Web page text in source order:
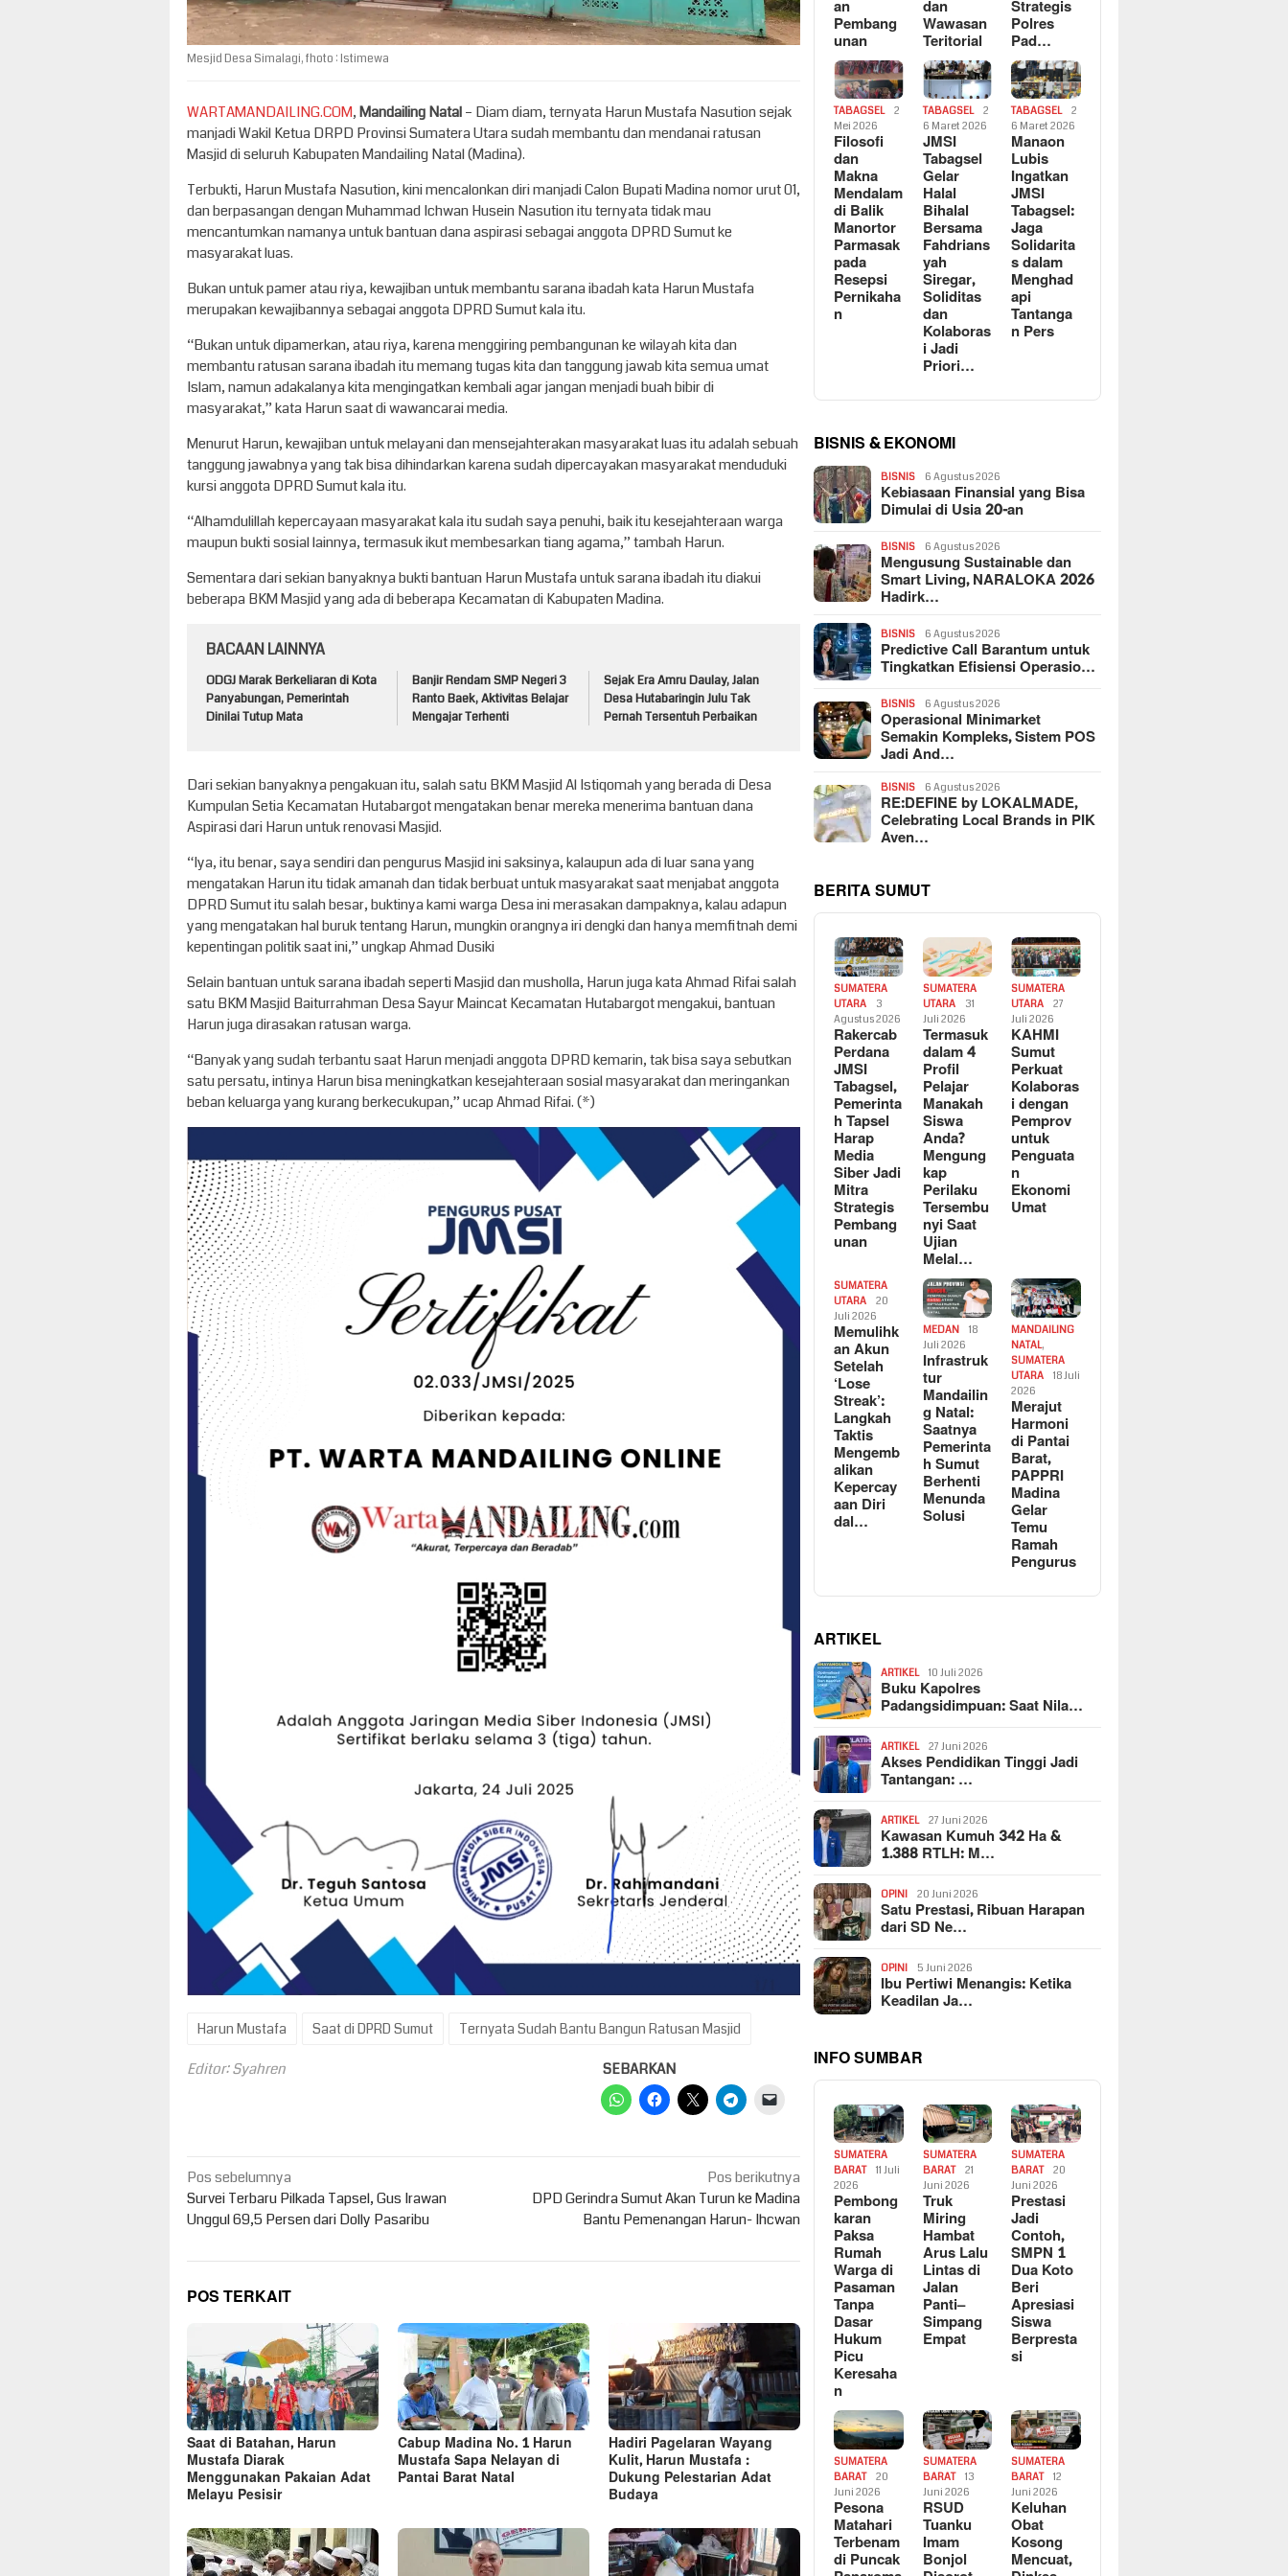
Mesjid Desa Simalagi, fhoto : Istimewa
WARTAMANDAILING.COM,Mandailing Natal– Diam diam, ternyata Harun Mustafa Nasution sejak
manjadi Wakil Ketua DRPD Provinsi Sumatera Utara sudah membantu dan mendanai ratusan
Masjid di seluruh Kabupaten Mandailing Natal (Madina).
Terbukti, Harun Mustafa Nasution, kini mencalonkan diri manjadi Calon Bupati Madina nomor urut 01,
dan berpasangan dengan Muhammad Ichwan Husein Nasution itu ternyata tidak mau
mencantumkan namanya untuk bantuan dana aspirasi sebagai anggota DPRD Sumut ke
masyarakat luas.
Bukan untuk pamer atau riya, kewajiban untuk membantu sarana ibadah kata Harun Mustafa
merupakan kewajibannya sebagai anggota DPRD Sumut kala itu.
“Bukan untuk dipamerkan, atau riya, karena menggiring pembangunan ke wilayah kita dan
membantu ratusan sarana ibadah itu memang tugas kita dan tanggung jawab kita semua umat
Islam, namun adakalanya kita mengingatkan kembali agar jangan menjadi buah bibir di
masyarakat,” kata Harun saat di wawancarai media.
Menurut Harun, kewajiban untuk melayani dan mensejahterakan masyarakat luas itu adalah sebuah
tanggung jawabnya yang tak bisa dihindarkan karena sudah dipercayakan masyarakat menduduki
kursi anggota DPRD Sumut kala itu.
“Alhamdulillah kepercayaan masyarakat kala itu sudah saya penuhi, baik itu kesejahteraan warga
maupun bukti sosial lainnya, termasuk ikut membesarkan tiang agama,” tambah Harun.
Sementara dari sekian banyaknya bukti bantuan Harun Mustafa untuk sarana ibadah itu diakui
beberapa BKM Masjid yang ada di beberapa Kecamatan di Kabupaten Madina.
BACAAN LAINNYA
ODGJ Marak Berkeliaran di Kota
Panyabungan, Pemerintah
Dinilai Tutup Mata
Banjir Rendam SMP Negeri 3
Ranto Baek, Aktivitas Belajar
Mengajar Terhenti
Sejak Era Amru Daulay, Jalan
Desa Hutabaringin Julu Tak
Pernah Tersentuh Perbaikan
Dari sekian banyaknya pengakuan itu, salah satu BKM Masjid Al Istiqomah yang berada di Desa
Kumpulan Setia Kecamatan Hutabargot mengatakan benar mereka menerima bantuan dana
Aspirasi dari Harun untuk renovasi Masjid.
“Iya, itu benar, saya sendiri dan pengurus Masjid ini saksinya, kalaupun ada di luar sana yang
mengatakan Harun itu tidak amanah dan tidak berbuat untuk masyarakat saat menjabat anggota
DPRD Sumut itu salah besar, buktinya kami warga Desa ini merasakan dampaknya, kalau adapun
yang mengatakan hal buruk tentang Harun, mungkin orangnya iri dengki dan hanya memfitnah demi
kepentingan politik saat ini,” ungkap Ahmad Dusiki
Selain bantuan untuk sarana ibadah seperti Masjid dan musholla, Harun juga kata Ahmad Rifai salah
satu BKM Masjid Baiturrahman Desa Sayur Maincat Kecamatan Hutabargot mengakui, bantuan
Harun juga dirasakan ratusan warga.
“Banyak yang sudah terbantu saat Harun menjadi anggota DPRD kemarin, tak bisa saya sebutkan
satu persatu, intinya Harun bisa meningkatkan kesejahteraan sosial masyarakat dan meringankan
beban keluarga yang kurang berkecukupan,” ucap Ahmad Rifai. (*)
Harun Mustafa Saat di DPRD Sumut Ternyata Sudah Bantu Bangun Ratusan Masjid
Editor: Syahren SEBARKAN
Navigasi
pos
Pos sebelumnya
Survei Terbaru Pilkada Tapsel, Gus Irawan
Unggul 69,5 Persen dari Dolly Pasaribu
Pos berikutnya
DPD Gerindra Sumut Akan Turun ke Madina
Bantu Pemenangan Harun- Ihcwan
POS TERKAIT
Saat di Batahan, Harun
Mustafa Diarak
Menggunakan Pakaian Adat
Melayu Pesisir
Cabup Madina No. 1 Harun
Mustafa Sapa Nelayan di
Pantai Barat Natal
Hadiri Pagelaran Wayang
Kulit, Harun Mustafa :
Dukung Pelestarian Adat
Budaya
an
Pembang
unan
dan
Wawasan
Teritorial
Strategis
Polres
Pad…
TABAGSEL
2
Mei 2026
Filosofi
dan
Makna
Mendalam
di Balik
Manortor
Parmasak
pada
Resepsi
Pernikaha
n
TABAGSEL
2
6 Maret 2026
JMSI
Tabagsel
Gelar
Halal
Bihalal
Bersama
Fahdrians
yah
Siregar,
Soliditas
dan
Kolaboras
i Jadi
Priori…
TABAGSEL
2
6 Maret 2026
Manaon
Lubis
Ingatkan
JMSI
Tabagsel:
Jaga
Solidarita
s dalam
Menghad
api
Tantanga
n Pers
BISNIS & EKONOMI
BISNIS 6 Agustus 2026
Kebiasaan Finansial yang Bisa
Dimulai di Usia 20-an
BISNIS 6 Agustus 2026
Mengusung Sustainable dan
Smart Living, NARALOKA 2026
Hadirk…
BISNIS 6 Agustus 2026
Predictive Call Barantum untuk
Tingkatkan Efisiensi Operasio…
BISNIS 6 Agustus 2026
Operasional Minimarket
Semakin Kompleks, Sistem POS
Jadi And…
BISNIS 6 Agustus 2026
RE:DEFINE by LOKALMADE,
Celebrating Local Brands in PIK
Aven…
BERITA SUMUT
SUMATERA
UTARA
3
Agustus 2026
Rakercab
Perdana
JMSI
Tabagsel,
Pemerinta
h Tapsel
Harap
Media
Siber Jadi
Mitra
Strategis
Pembang
unan
SUMATERA
UTARA
31
Juli 2026
Termasuk
dalam 4
Profil
Pelajar
Manakah
Siswa
Anda?
Mengung
kap
Perilaku
Tersembu
nyi Saat
Ujian
Melal…
SUMATERA
UTARA
27
Juli 2026
KAHMI
Sumut
Perkuat
Kolaboras
i dengan
Pemprov
untuk
Penguata
n
Ekonomi
Umat
SUMATERA
UTARA
20
Juli 2026
Memulihk
an Akun
Setelah
‘Lose
Streak’:
Langkah
Taktis
Mengemb
alikan
Kepercay
aan Diri
dal…
MEDAN
18
Juli 2026
Infrastruk
tur
Mandailin
g Natal:
Saatnya
Pemerinta
h Sumut
Berhenti
Menunda
Solusi
MANDAILING
NATAL,
SUMATERA
UTARA
18 Juli
2026
Merajut
Harmoni
di Pantai
Barat,
PAPPRI
Madina
Gelar
Temu
Ramah
Pengurus
ARTIKEL
ARTIKEL 10 Juli 2026
Buku Kapolres
Padangsidimpuan: Saat Nila…
ARTIKEL 27 Juni 2026
Akses Pendidikan Tinggi Jadi
Tantangan: …
ARTIKEL 27 Juni 2026
Kawasan Kumuh 342 Ha &
1.388 RTLH: M…
OPINI 20 Juni 2026
Satu Prestasi, Ribuan Harapan
dari SD Ne…
OPINI 5 Juni 2026
Ibu Pertiwi Menangis: Ketika
Keadilan Ja…
INFO SUMBAR
SUMATERA
BARAT
11 Juli
2026
Pembong
karan
Paksa
Rumah
Warga di
Pasaman
Tanpa
Dasar
Hukum
Picu
Keresaha
n
SUMATERA
BARAT
21
Juni 2026
Truk
Miring
Hambat
Arus Lalu
Lintas di
Jalan
Panti–
Simpang
Empat
SUMATERA
BARAT
20
Juni 2026
Prestasi
Jadi
Contoh,
SMPN 1
Dua Koto
Beri
Apresiasi
Siswa
Berpresta
si
SUMATERA
BARAT
20
Juni 2026
Pesona
Matahari
Terbenam
di Puncak
SUMATERA
BARAT
13
Juni 2026
RSUD
Tuanku
Imam
Bonjol
SUMATERA
BARAT
12
Juni 2026
Keluhan
Obat
Kosong
Mencuat,